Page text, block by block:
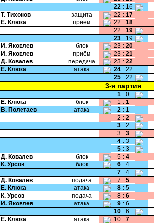
22 : 16
Т. Тихонов защита 22 : 17
Е. Клюка приём 22 : 18
22 : 19
23 : 19
И. Яковлев блок 23 : 20
И. Яковлев приём 23 : 21
Д. Ковалев передача 23 : 22
Е. Клюка атака 24 : 22
25 : 22
3-я партия
1 : 0
Е. Клюка блок 1 : 1
В. Полетаев атака 2 : 1
2 : 2
3 : 2
3 : 3
4 : 3
5 : 3
Д. Ковалев блок 5 : 4
К. Урсов блок 6 : 4
7 : 4
Д. Ковалев подача 7 : 5
Е. Клюка атака 8 : 5
К. Урсов подача 8 : 6
И. Яковлев атака 9 : 6
10 : 6
Е. Клюка атака 10 : 7